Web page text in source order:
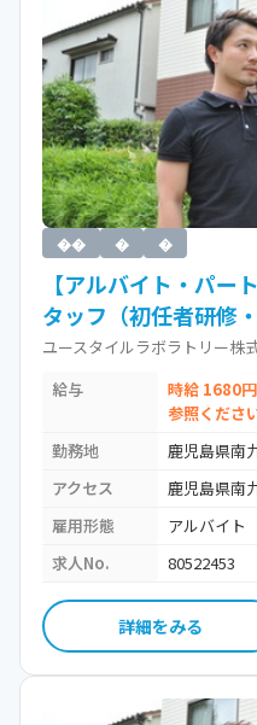
�� � �
【アルバイト・パー
タッフ（初任者研修
／資格が取れる・活
1,680円以上）［Jb
(ホームヘルパー1級)
ユースタイルラボラトリー株
給与
時給 1680
参照ください
勤務地
鹿児島県南
アクセス
鹿児島県南
雇用形態
アルバイト
求人No.
80522453
詳細をみる